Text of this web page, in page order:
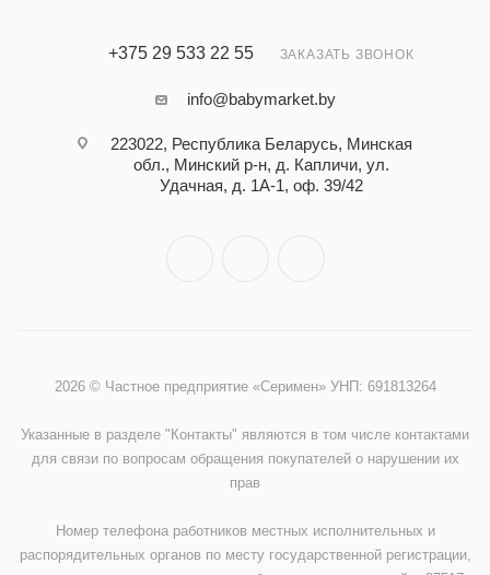
+375 29 533 22 55 ЗАКАЗАТЬ ЗВОНОК
info@babymarket.by
223022, Республика Беларусь, Минская
обл., Минский р-н, д. Капличи, ул.
Удачная, д. 1А-1, оф. 39/42
2026 © Частное предприятие «Серимен» УНП: 691813264
Указанные в разделе "Контакты" являются в том числе контактами
для связи по вопросам обращения покупателей о нарушении их
прав
Номер телефона работников местных исполнительных и
распорядительных органов по месту государственной регистрации,